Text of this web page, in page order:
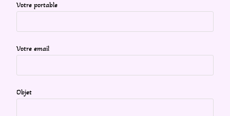
Votre portable
Votre email
Objet